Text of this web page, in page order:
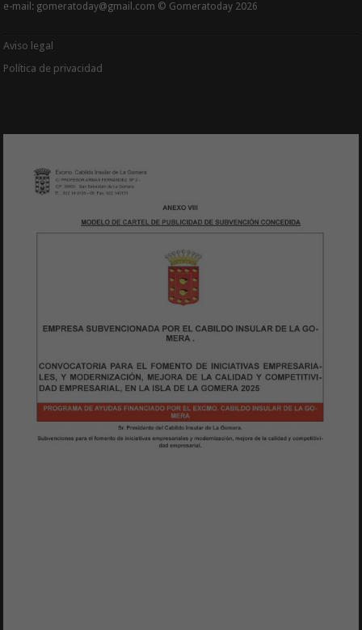
e-mail: gomeratoday@gmail.com © Gomeratoday 2026
Aviso legal
Política de privacidad